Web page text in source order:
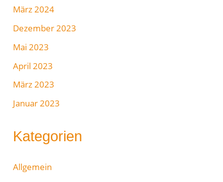
März 2024
Dezember 2023
Mai 2023
April 2023
März 2023
Januar 2023
Kategorien
Allgemein